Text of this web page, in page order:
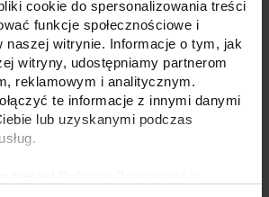
cookie do spersonalizowania treści
funkcje społecznościowe i
naszej witrynie. Informacje o tym, jak
witryny, udostępniamy partnerom
reklamowym i analitycznym.
te informacje z innymi danymi
lub uzyskanymi podczas
LED Labs S.A., ul. Zakopiańska 2C, 30-418
info@led-labs.pl
3-fazowy reflektor
38° >90 BIAŁY